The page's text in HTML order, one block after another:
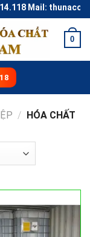
Mail:
0
/ HÓA CHẤT